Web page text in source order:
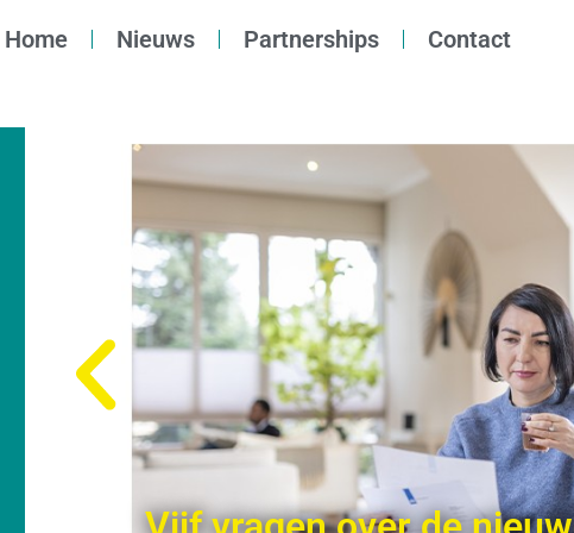
Home Nieuws Partnerships Contact